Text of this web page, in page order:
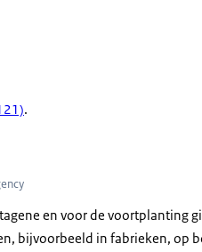
.
en voor de voortplanting
bijvoorbeeld in fabrieken, op